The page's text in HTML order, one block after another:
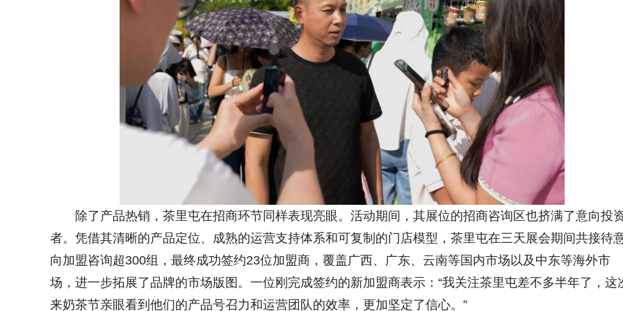
除了产品热销，茶里屯在招商环节同样表现亮眼。活动期间，其展位的招商咨询区也挤满了意向投
者。凭借其清晰的产品定位、成熟的运营支持体系和可复制的门店模型，茶里屯在三天展会期间共接待
向加盟咨询超300组，最终成功签约23位加盟商，覆盖广西、广东、云南等国内市场以及中东等海外市
场，进一步拓展了品牌的市场版图。一位刚完成签约的新加盟商表示：“我关注茶里屯差不多半年了，这
来奶茶节亲眼看到他们的产品号召力和运营团队的效率，更加坚定了信心。”